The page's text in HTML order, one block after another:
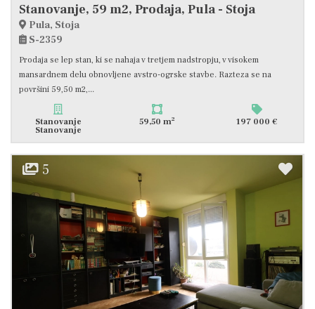
Stanovanje, 59 m2, Prodaja, Pula - Stoja
Pula, Stoja
S-2359
Prodaja se lep stan, ki se nahaja v tretjem nadstropju, v visokem
mansardnem delu obnovljene avstro-ogrske stavbe. Razteza se na
površini 59,50 m2,...
Stanovanje
Stanovanje
59,50 m2 197 000 €
5